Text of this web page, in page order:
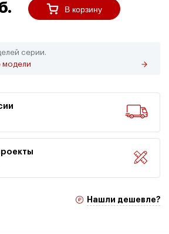
В корзину
серии.
модели
Нашли дешевле?